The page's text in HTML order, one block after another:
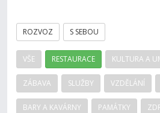
ROZVOZ S SEBOU
VŠE RESTAURACE KULTURA A
ZÁBAVA SLUŽBY VZDĚLÁNÍ
BARY A KAVÁRNY PAMÁTKY